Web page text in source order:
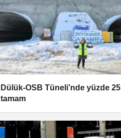
Dülük-OSB Tüneli’nde yüzde 25
tamam